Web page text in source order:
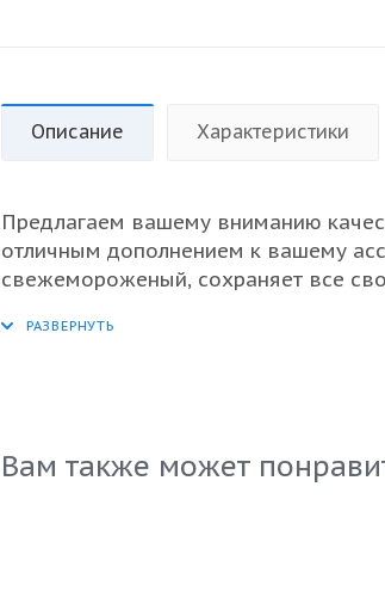
Описание Характеристики
Предлагаем вашему вниманию
отличным дополнением к вашему
свежемороженый, сохраняет все
для приготовления разнообразных
Вам также может